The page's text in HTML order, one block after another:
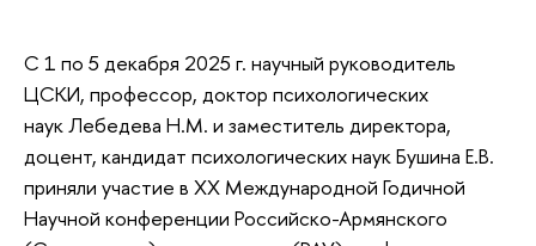
С 1 по 5 декабря 2025 г. научный руководитель
ЦСКИ, профессор, доктор психологических
наук Лебедева Н.М. и заместитель директора,
доцент, кандидат психологических наук Бушина Е.В.
приняли участие в ХХ Международной Годичной
Научной конференции Российско-Армянского